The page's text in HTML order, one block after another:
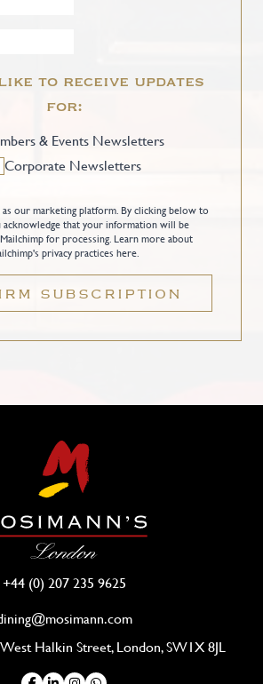
to receive updates
for:
& Events Newsletters
Corporate Newsletters
as our marketing platform. By clicking below to
acknowledge that your information will be
for processing. Learn more about
privacy practices here.
SUBSCRIPTION
+44 (0) 207 235 9625
Halkin Street, London, SW1X 8JL